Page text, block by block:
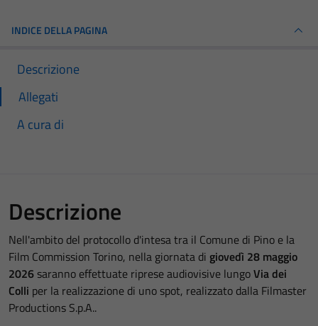
INDICE DELLA PAGINA
Descrizione
Allegati
A cura di
Descrizione
Nell'ambito del protocollo d'intesa tra il Comune di Pino e la
Film Commission Torino, nella giornata di giovedì 28 maggio
2026 saranno effettuate riprese audiovisive lungoVia dei
Colli per la realizzazione di uno spot, realizzato dalla Filmaster
Productions S.p.A..